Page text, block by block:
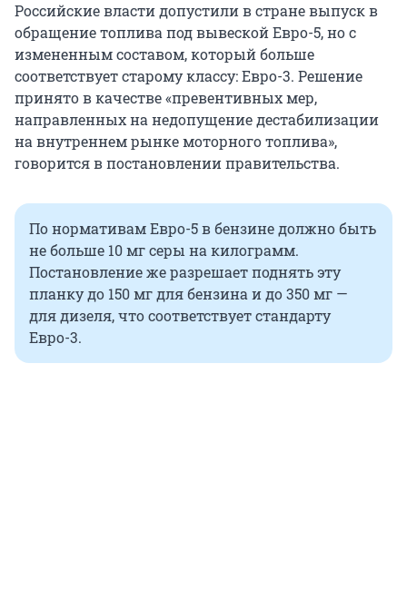
Российские власти допустили в стране выпуск в
обращение топлива под вывеской Евро-5, но с
измененным составом, который больше
соответствует старому классу: Евро-3. Решение
принято в качестве «превентивных мер,
направленных на недопущение дестабилизации
на внутреннем рынке моторного топлива»,
говорится в постановлении правительства.
По нормативам Евро-5 в бензине должно быть
не больше 10 мг серы на килограмм.
Постановление же разрешает поднять эту
планку до 150 мг для бензина и до 350 мг —
для дизеля, что соответствует стандарту
Евро-3.